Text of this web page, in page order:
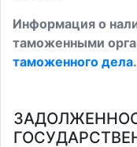
Информация о
таможенными
таможенного дела.